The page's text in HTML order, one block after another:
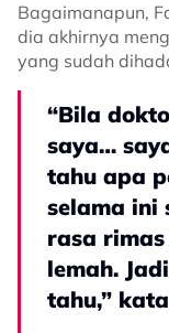
Bagaimanapun,
dia akhirnya
yang sudah
“Bila
saya…
tahu apa
selama ini
rasa
lemah.
tahu,”